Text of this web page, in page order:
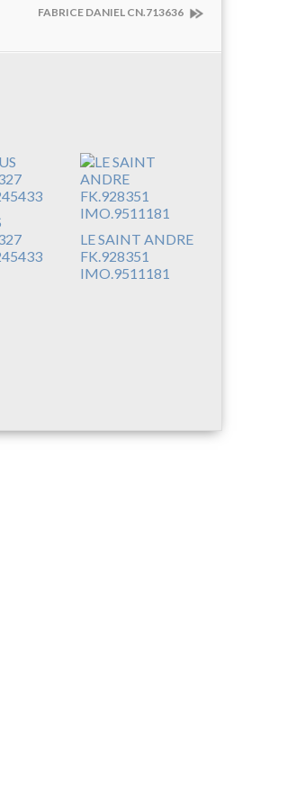
FABRICE DANIEL CN.713636
LE SAINT ANDRE
FK.928351
IMO.9511181